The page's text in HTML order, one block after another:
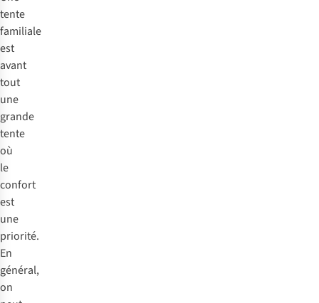
tente
familiale
est
avant
tout
une
grande
tente
où
le
confort
est
une
priorité.
En
général,
on